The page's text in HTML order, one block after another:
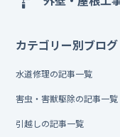
カテゴリー別ブログ
水道修理の記事一覧
害虫・害獣駆除の記事一覧
引越しの記事一覧